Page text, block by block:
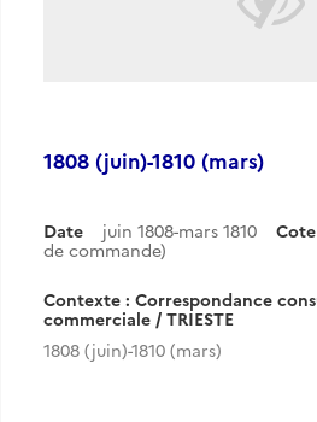
1808 (juin)-1810 (mars)
Date juin 1808-mars 1810 Cote
de commande)
Contexte : Correspondance
commerciale / TRIESTE
1808 (juin)-1810 (mars)